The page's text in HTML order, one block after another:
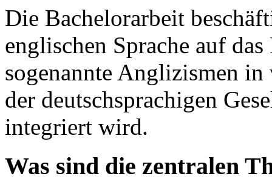
Die Bachelorarbeit
englischen Sprache auf
sogenannte Anglizismen in
der deutschsprachigen
integriert wird.
Was sind die zentralen